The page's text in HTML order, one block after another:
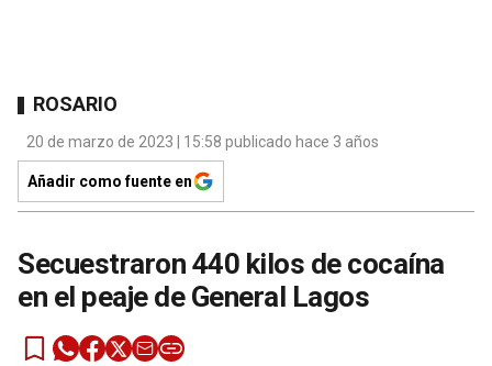
ROSARIO
20 de marzo de 2023 | 15:58 publicado hace 3 años
Añadir como fuente en
Secuestraron 440 kilos de cocaína
en el peaje de General Lagos